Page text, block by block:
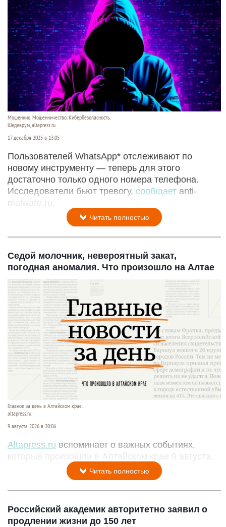
Мошенник. Мошенничество. Кибербезопасность.
Шедеврум, altapress.ru
17 декабря 2025 в 13:05
Пользователей WhatsApp* отслеживают по
новому инструменту — теперь для этого
достаточно только одного номера телефона.
Исследователи бьют тревогу, сообщает anti-
malware.ru.
Читать полностью
Седой молочник, невероятный закат,
погодная аномалия. Что произошло на Алтае
Главное за день в Алтайском крае.
altapress.ru.
9 августа 2026 в 20:06
Altapress.ru вспоминает о важных событиях,
которые произошли в Алтайском крае 9 августа.
Читать полностью
Российский академик авторитетно заявил о
продлении жизни до 150 лет